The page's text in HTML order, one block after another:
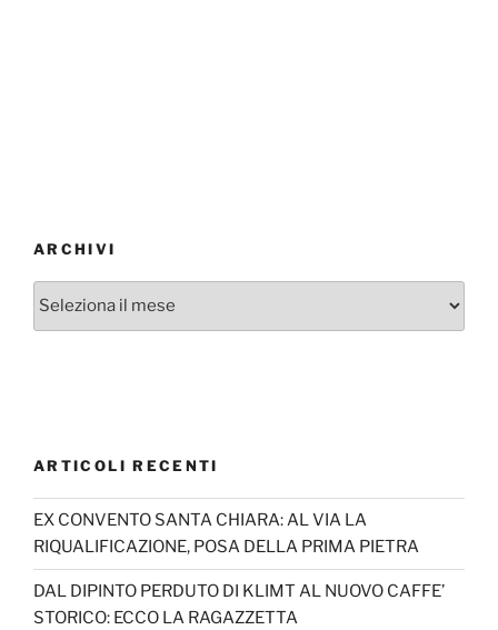
ARCHIVI
Archivi
ARTICOLI RECENTI
EX CONVENTO SANTA CHIARA: AL VIA LA
RIQUALIFICAZIONE, POSA DELLA PRIMA PIETRA
DAL DIPINTO PERDUTO DI KLIMT AL NUOVO CAFFE’
STORICO: ECCO LA RAGAZZETTA